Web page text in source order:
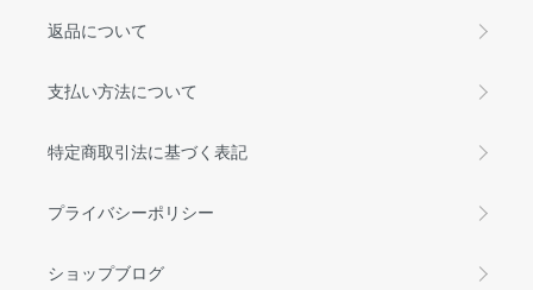
返品について
支払い方法について
特定商取引法に基づく表記
プライバシーポリシー
ショップブログ